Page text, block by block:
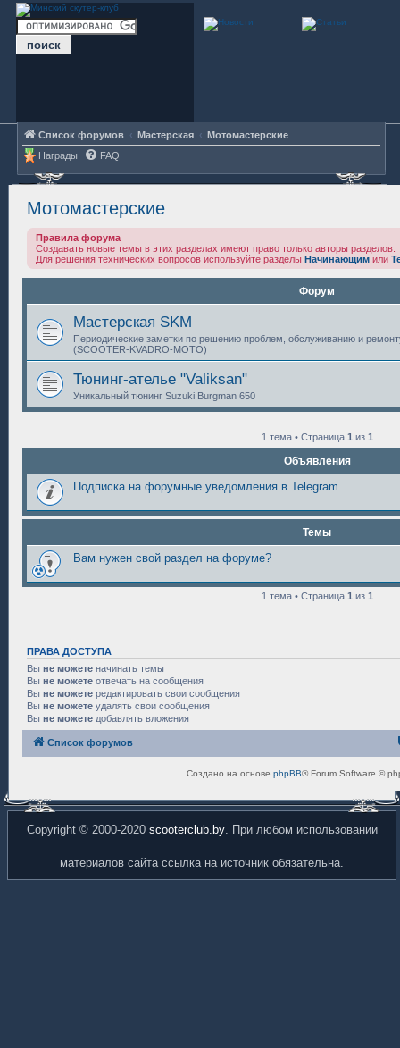
Список форумов Мастерская
Мотомастерские
Награды
FAQ
Мотомастерские
Правила форума
Создавать новые темы в этих разделах имеют право только авторы разделов.
Для решения технических вопросов используйте разделы Начинающим или
Форум
Мастерская SKM
Периодические заметки по решению проблем, обслуживанию и
(SCOOTER-KVADRO-MOTO)
Тюнинг-ателье "Valiksan"
Уникальный тюнинг Suzuki Burgman 650
1 тема • Страница 1 из 1
Объявления
Подписка на форумные уведомления в Telegram
Темы
Вам нужен свой раздел на форуме?
1 тема • Страница 1 из 1
ПРАВА ДОСТУПА
Вы не можете начинать темы
Вы не можете отвечать на сообщения
Вы не можете редактировать свои сообщения
Вы не можете удалять свои сообщения
Вы не можете добавлять вложения
Список форумов
Создано на основе phpBB® Forum Software ©
Copyright © 2000-2020 scooterclub.by. При любом использовании
материалов сайта ссылка на источник обязательна.